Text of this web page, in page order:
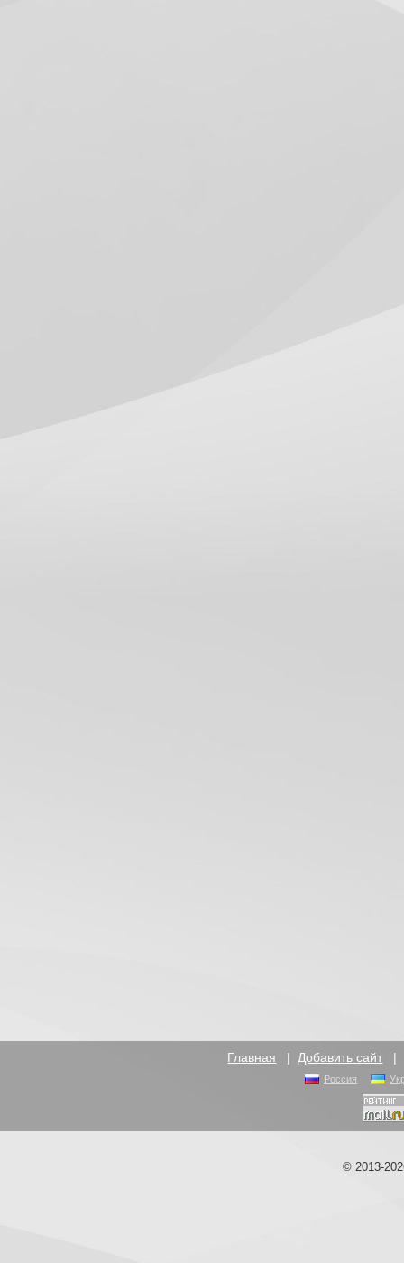
Главная | Добавить сайт |
Россия
© 2013-